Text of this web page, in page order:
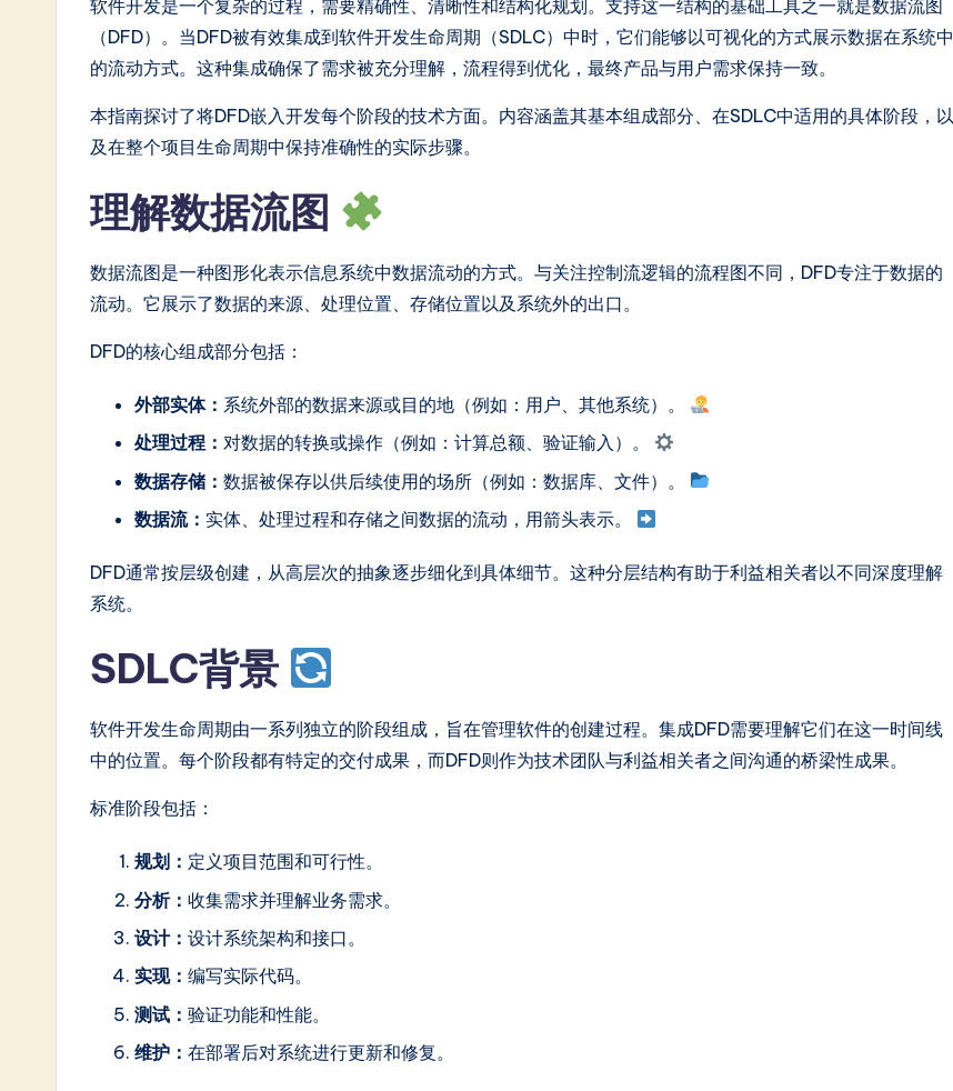
A
ft
软件开发是一个复杂的过程，需要精确性、清晰性和结构化规划。支持这一结构的基础工具之一就是数据流图
（DFD）。当DFD被有效集成到软件开发生命周期（SDLC）中时，它们能够以可视化的方式展示数据在系统中
的流动方式。这种集成确保了需求被充分理解，流程得到优化，最终产品与用户需求保持一致。
本指南探讨了将DFD嵌入开发每个阶段的技术方面。内容涵盖其基本组成部分、在SDLC中适用的具体阶段，以
及在整个项目生命周期中保持准确性的实际步骤。
理解数据流图
数据流图是一种图形化表示信息系统中数据流动的方式。与关注控制流逻辑的流程图不同，DFD专注于数据的
流动。它展示了数据的来源、处理位置、存储位置以及系统外的出口。
DFD的核心组成部分包括：
外部实体： 系统外部的数据来源或目的地（例如：用户、其他系统）。
处理过程： 对数据的转换或操作（例如：计算总额、验证输入）。
数据存储： 数据被保存以供后续使用的场所（例如：数据库、文件）。
数据流： 实体、处理过程和存储之间数据的流动，用箭头表示。
DFD通常按层级创建，从高层次的抽象逐步细化到具体细节。这种分层结构有助于利益相关者以不同深度理解
系统。
SDLC背景
软件开发生命周期由一系列独立的阶段组成，旨在管理软件的创建过程。集成DFD需要理解它们在这一时间线
中的位置。每个阶段都有特定的交付成果，而DFD则作为技术团队与利益相关者之间沟通的桥梁性成果。
标准阶段包括：
规划： 定义项目范围和可行性。
分析： 收集需求并理解业务需求。
设计： 设计系统架构和接口。
实现： 编写实际代码。
测试： 验证功能和性能。
维护： 在部署后对系统进行更新和修复。